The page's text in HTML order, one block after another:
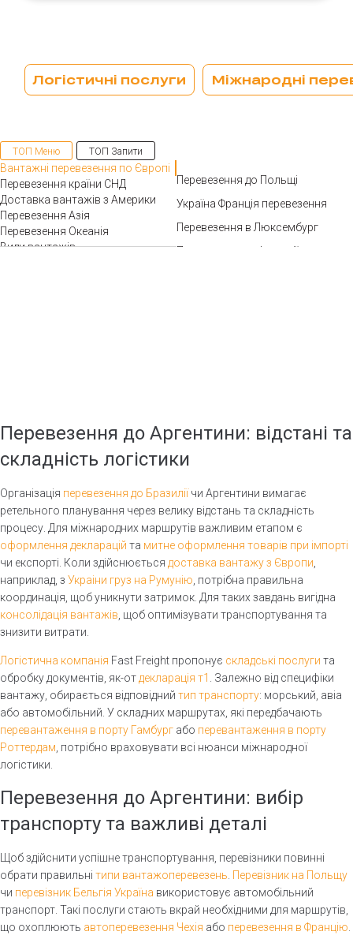
Логістичні послуги Міжнародні
ТОП Меню ТОП Запити
Вантажні перевезення по Європі
Перевезення країни СНД
Доставка вантажів з Америки
Перевезення Азія
Перевезення Океанія
Види вантажів
Перевезення до Польщі
Україна Франція перевезення
Перевезення в Люксембург
Перевезення до Ірландії
Перевезення до Естонії
Перевезення до Латвії
Перевезення Литва Україна
Вантажні перевезення Україна
Німеччина
Перевезення Україна
Португалія
Вантажні перевезення на
Румунію
Україна Словаччина
Перевезення до Словенії
Перевізники Угорщина Україна
Україна Фінляндія перевезення
Перевезення Україна Чехія
Україна Швеція перевезення
Перевезення до Молдови
Авіаперевезення в Казахстан
Перевезення до США
Перевезення до Канади
Перевезення до Аргентини
Перевезення до Бразилії
Перевезення до Південної
Перевезення до Індії
Перевезення до Японії
Доставка з Туреччини в
Україну
Перевезення Австралія
Перевезення Нова Зеландія
Перевезення із температурним
Перевезення автозапчастин
Перевезення алкогольної
продукції
Військові автомобільні
Вантажоперевезення до 1,5
Вантажні перевезення до 2
тонн
Вантажні перевезення до 3
тонн
Перевезення бусом
Мультимодальні перевезення
Перевезення бортовим
автомобілем
Авто з гідробортом
Перевезення агрохімії
Перевезення мінеральних
добрив
Перевезення насіння
Перевезення овочів та фруктів
Зберігання на складах
Упакування
Маркування
Страхування вантажів
Митне оформлення товарів
Митне оформлення експорту
Митне оформлення вантажів
Перевантаження в порту
Перевантаження в порту
Гамбург
Перевантаження в порту
Роттердам
Декларація т1
Експортна декларація
Перевізник бельгія україна
Митне оформлення товару
Перевезення негабариту
Вантажні перевезення європа
Перевезення вантажу венгрія
З украіни груз на румунію
Вантажні перевезення рефрижератор
Транспортування лікарських засобів
Перевезення в францію
Перевезення україна фінляндія
Україна швеція перевезення
Послуги трала
Словакія україна перевезення
Генеральний вантаж
Вартість перевезення спецтехніки
Перевезення до Аргентини: відстані та
складність логістики
Організація перевезення до Бразиліїчи Аргентини вимагає
ретельного планування через велику відстань та складність
процесу. Для міжнародних маршрутів важливим етапом є
оформлення декларацій та митне оформлення товарів при імпорті
чи експорті. Коли здійснюється доставка вантажу з Європи
наприклад, з Украіни груз на Румунію , потрібна правильна
координація, щоб уникнути затримок. Для таких завдань вигідна
консолідація вантажів , щоб оптимізувати транспортування та
знизити витрати.
Логістична компанія Fast Freight пропонує складські послуги та
обробку документів, як-от декларація т1
. Залежно від специфіки
вантажу, обирається відповідний тип транспорту: морський, авіа
або автомобільний. У складних маршрутах, які передбачають
перевантаження в порту Гамбург або перевантаження в порту
Роттердам , потрібно враховувати всі нюанси міжнародної
логістики.
Перевезення до Аргентини: вибір
транспорту та важливі деталі
Щоб здійснити успішне транспортування, перевізники повинні
обрати правильні типи вантажоперевезень Перевізник на Польщу
чи перевізник Бельгія Україна використовує автомобільний
транспорт. Такі послуги стають вкрай необхідними для маршрутів,
що охоплюють автоперевезення Чехія або перевезення в Францію